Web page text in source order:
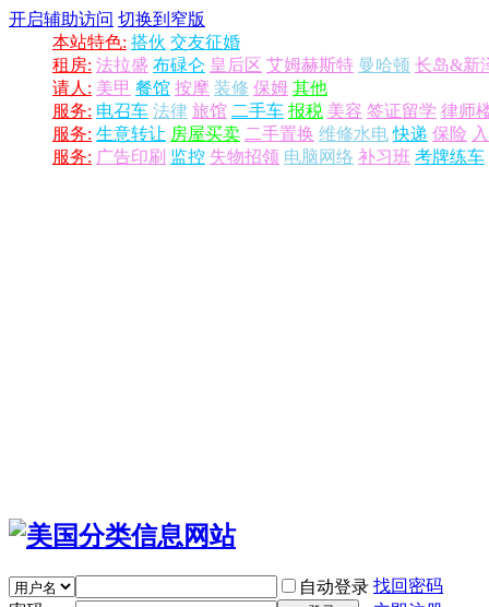
开启辅助访问 切换到窄版
本站特色: 搭伙 交友征婚
租房: 法拉盛 布碌仑 皇后区 艾姆赫斯特 曼哈顿 长岛&新
请人: 美甲 餐馆 按摩 装修 保姆 其他
服务: 电召车 法律 旅馆 二手车 报税 美容 签证留学 律师
服务: 生意转让 房屋买卖 二手置换 维修水电 快递 保险
服务: 广告印刷 监控 失物招领 电脑网络 补习班 考牌练车
自动登录 找回密码